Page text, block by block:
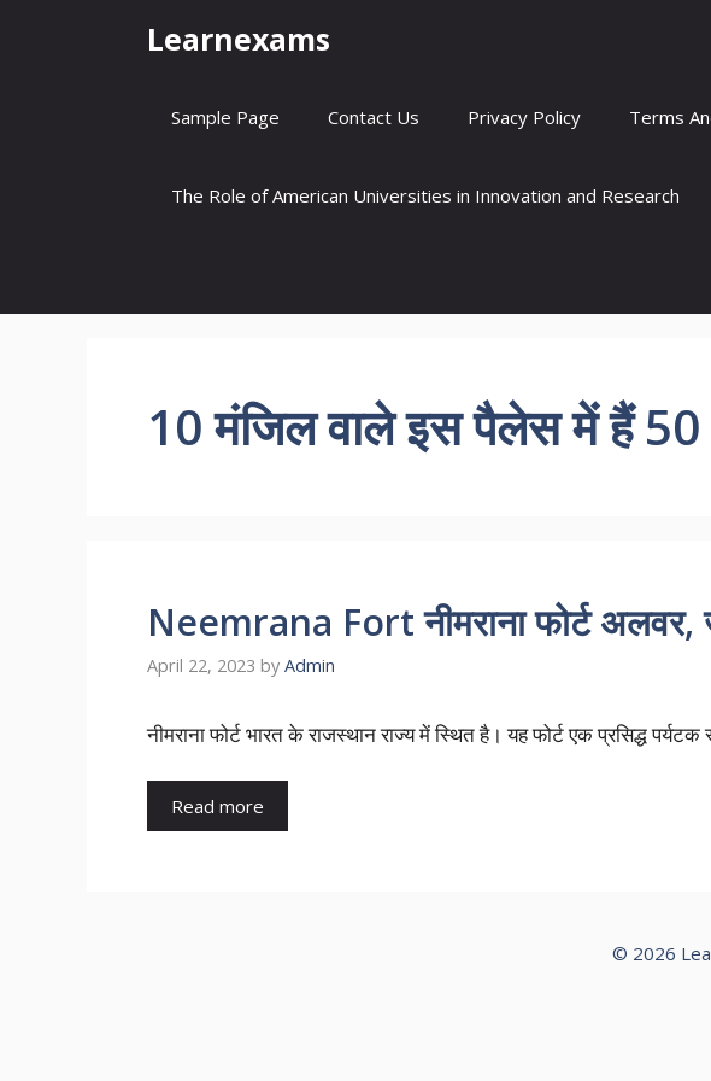
Learnexams
Sample Page Contact Us Privacy Policy Terms
The Role of American Universities in Innovation and Research
10 मंजिल वाले इस पैलेस में हैं
Neemrana Fort नीमराना फोर्ट अलवर,
April 22, 2023 by Admin
नीमराना फोर्ट भारत के राजस्थान राज्य में स्थित है। यह फोर्ट एक प्रसिद्ध
Read more
© 2026